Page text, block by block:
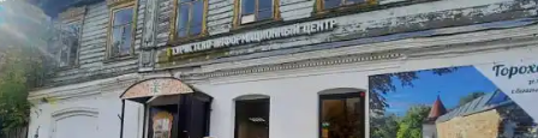
резьбой. Узнаем, почему город носит такое название,
какое отношение имеют к нему Марфа-посадница и В.Г.
Шухов. Зеленый город с богатой историей — место для
новых познаний и приятных впечатлений!